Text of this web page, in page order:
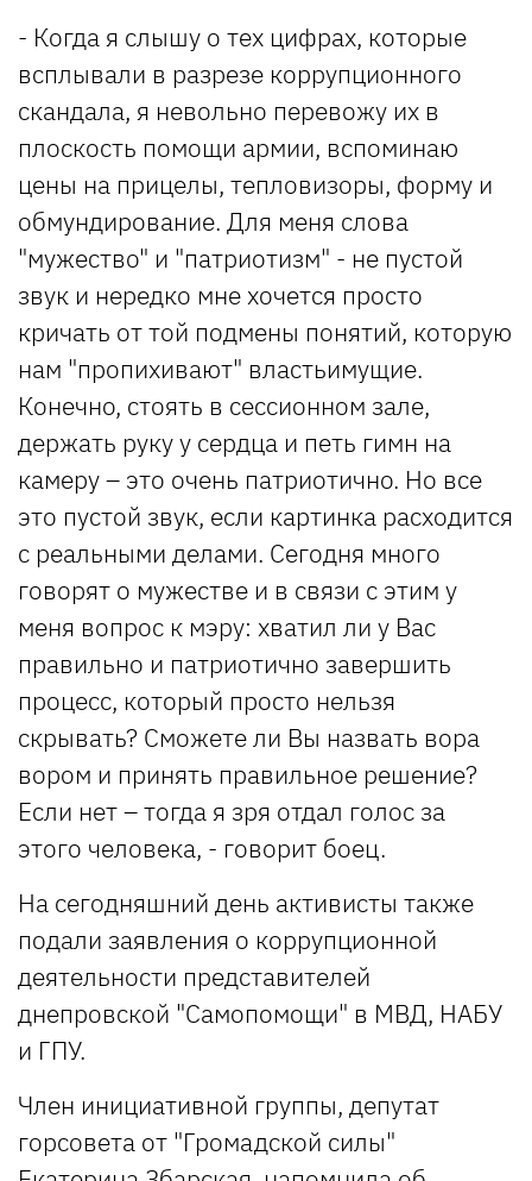
- Когда я слышу о тех цифрах, которые
всплывали в разрезе коррупционного
скандала, я невольно перевожу их в
плоскость помощи армии, вспоминаю
цены на прицелы, тепловизоры, форму и
обмундирование. Для меня слова
"мужество" и "патриотизм" - не пустой
звук и нередко мне хочется просто
кричать от той подмены понятий, которую
нам "пропихивают" властьимущие.
Конечно, стоять в сессионном зале,
держать руку у сердца и петь гимн на
камеру – это очень патриотично. Но все
это пустой звук, если картинка расходится
с реальными делами. Сегодня много
говорят о мужестве и в связи с этим у
меня вопрос к мэру: хватил ли у Вас
правильно и патриотично завершить
процесс, который просто нельзя
скрывать? Сможете ли Вы назвать вора
вором и принять правильное решение?
Если нет – тогда я зря отдал голос за
этого человека, - говорит боец.
На сегодняшний день активисты также
подали заявления о коррупционной
деятельности представителей
днепровской "Самопомощи" в МВД, НАБУ
и ГПУ.
Член инициативной группы, депутат
горсовета от "Громадской силы"